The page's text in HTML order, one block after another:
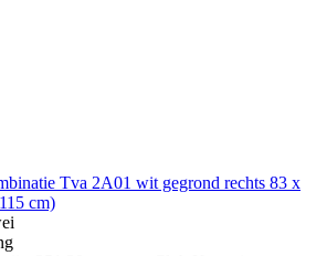
Tva 2A01 wit gegrond rechts 83 x
cm)